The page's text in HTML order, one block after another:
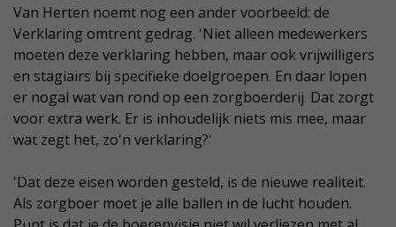
Van Herten noemt nog een ander voorbeeld: de
Verklaring omtrent gedrag. 'Niet alleen medewerkers
moeten deze verklaring hebben, maar ook vrijwilligers
en stagiairs bij specifieke doelgroepen. En daar lopen
er nogal wat van rond op een zorgboerderij. Dat zorgt
voor extra werk. Er is inhoudelijk niets mis mee, maar
wat zegt het, zo'n verklaring?'
'Dat deze eisen worden gesteld, is de nieuwe realiteit.
Als zorgboer moet je alle ballen in de lucht houden.